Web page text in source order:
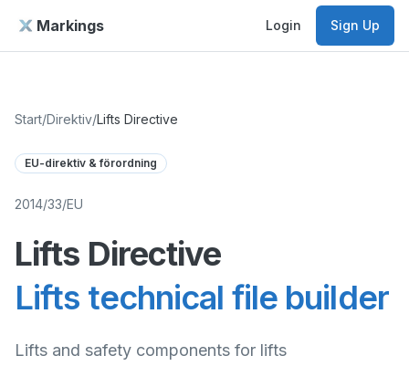
Markings Login Sign Up
Start/Direktiv/Lifts Directive
EU-direktiv & förordning
2014/33/EU
Lifts Directive
Lifts technical file builder
Lifts and safety components for lifts